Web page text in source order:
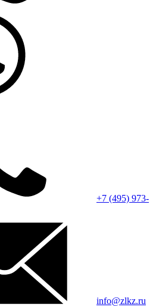
+7 (495) 973-
info@zlkz.ru